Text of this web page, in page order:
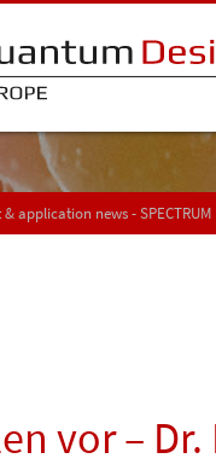
application news - SPECTRUM
vor –